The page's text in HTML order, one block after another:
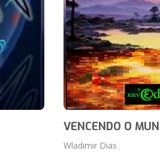
VENCENDO O
Wladimir Dias